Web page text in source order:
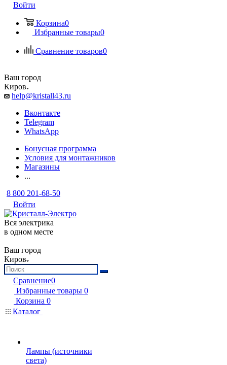
Войти
Корзина0
Избранные товары0
Сравнение товаров0
Ваш город
Киров
help@kristall43.ru
Вконтакте
Telegram
WhatsApp
Бонусная программа
Условия для монтажников
Магазины
...
8 800 201-68-50
Войти
Вся электрика
в одном месте
Ваш город
Киров
Сравнение0
Избранные товары 0
Корзина 0
Каталог
Лампы (источники
света)